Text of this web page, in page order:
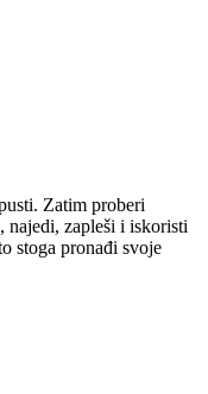
Zatim proberi
najedi, zapleši i iskoristi
stoga pronađi svoje